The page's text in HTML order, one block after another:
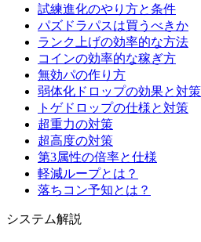
試練進化のやり方と条件
パズドラパスは買うべきか
ランク上げの効率的な方法
コインの効率的な稼ぎ方
無効パの作り方
弱体化ドロップの効果と対策
トゲドロップの仕様と対策
超重力の対策
超高度の対策
第3属性の倍率と仕様
軽減ループとは？
落ちコン予知とは？
システム解説